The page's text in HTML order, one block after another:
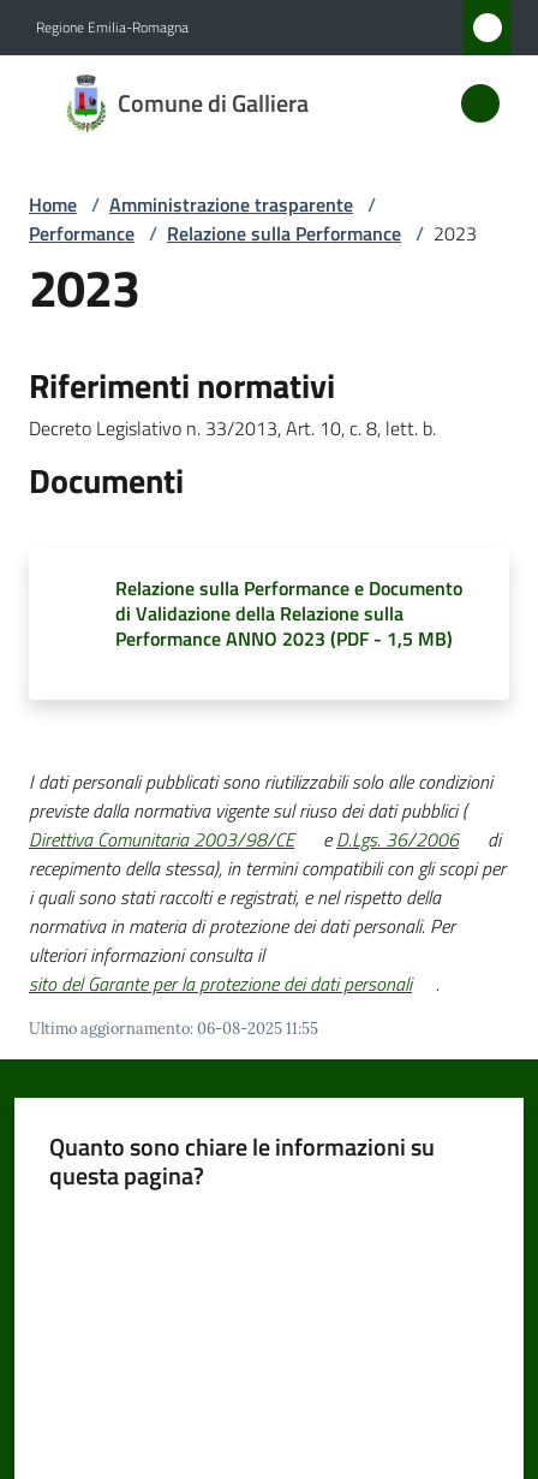
Regione Emilia-Romagna
Comune di Galliera
Comune
di
Menu selezionato
Servizi
Galliera
Amministrazione
Menu selezionato
argomenti...
Seguici
su
Home / Amministrazione trasparente /
Performance / Relazione sulla Performance / 2023
2023
Riferimenti normativi
Decreto Legislativo n. 33/2013, Art. 10, c. 8, lett. b.
Documenti
Relazione sulla Performance e Documento
di Validazione della Relazione sulla
Performance ANNO 2023 (PDF - 1,5 MB)
I dati personali pubblicati sono riutilizzabili solo alle condizioni
previste dalla normativa vigente sul riuso dei dati pubblici (
Direttiva Comunitaria 2003/98/CE
eD.Lgs. 36/2006
di
recepimento della stessa), in termini compatibili con gli scopi per
i quali sono stati raccolti e registrati, e nel rispetto della
normativa in materia di protezione dei dati personali. Per
ulteriori informazioni consulta il
sito del Garante per la protezione dei dati personali
.
Ultimo aggiornamento:06-08-2025 11:55
Quanto sono chiare le informazioni su
questa pagina?